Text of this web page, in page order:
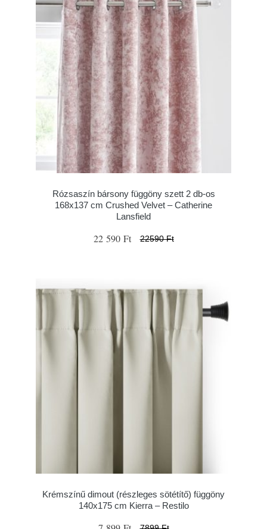
Rózsaszín bársony függöny szett 2 db-os
168x137 cm Crushed Velvet – Catherine
Lansfield
22 590 Ft 22590 Ft
Krémszínű dimout (részleges sötétítő) függöny
140x175 cm Kierra – Restilo